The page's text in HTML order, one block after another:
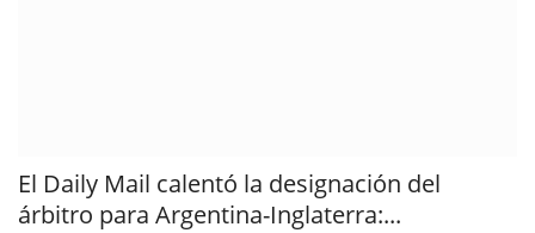
El Daily Mail calentó la designación del
árbitro para Argentina-Inglaterra:...